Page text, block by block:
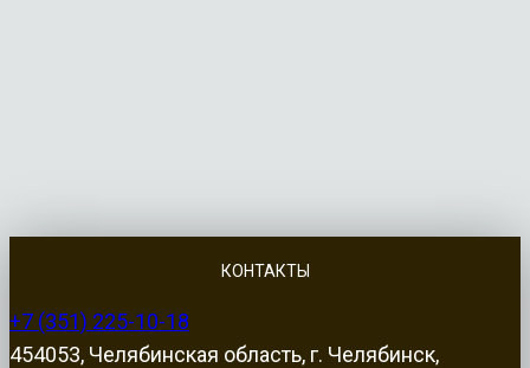
КОНТАКТЫ
+7 (351) 225-10-18
454053, Челябинская область, г. Челябинск,